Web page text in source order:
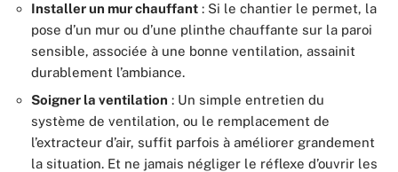
Installer un mur chauffant : Si le chantier le permet, la
pose d’un mur ou d’une plinthe chauffante sur la paroi
sensible, associée à une bonne ventilation, assainit
durablement l’ambiance.
Soigner la ventilation : Un simple entretien du
système de ventilation, ou le remplacement de
l’extracteur d’air, suffit parfois à améliorer grandement
la situation. Et ne jamais négliger le réflexe d’ouvrir les